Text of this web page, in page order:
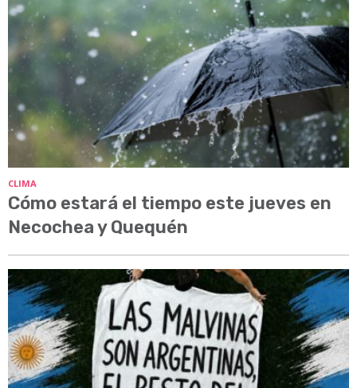
CLIMA
Cómo estará el tiempo este jueves en
Necochea y Quequén